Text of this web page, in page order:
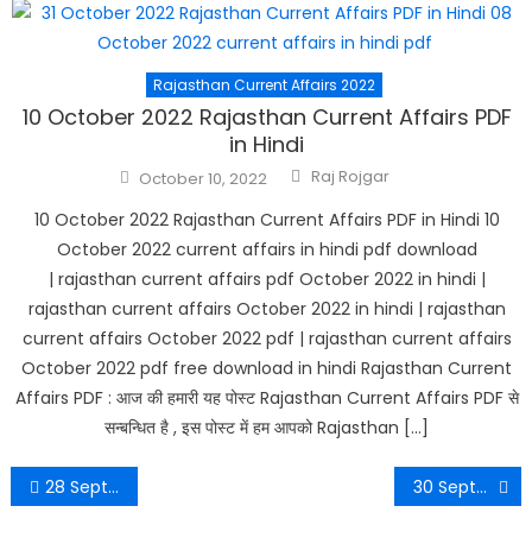
Rajasthan Current Affairs 2022
10 October 2022 Rajasthan Current Affairs PDF
in Hindi
Posted
on
October 10, 2022 Author
Raj Rojgar
10 October 2022 Rajasthan Current Affairs PDF in Hindi 10
October 2022 current affairs in hindi pdf download
| rajasthan current affairs pdf October 2022 in hindi |
rajasthan current affairs October 2022 in hindi | rajasthan
current affairs October 2022 pdf | rajasthan current affairs
October 2022 pdf free download in hindi Rajasthan Current
Affairs PDF : आज की हमारी यह पोस्ट Rajasthan Current Affairs PDF से
सन्बन्धित है , इस पोस्ट में हम आपको Rajasthan […]
Post
28 September 2022 Rajasthan Current Affairs PDF in Hindi 30 September 2022 Rajasthan Current Affairs PDF in Hindi